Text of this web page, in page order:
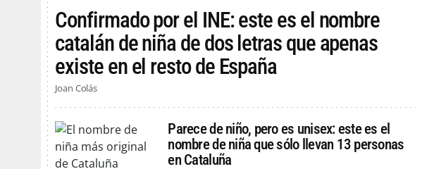
Confirmado por el INE: este es el nombre
catalán de niña de dos letras que apenas
existe en el resto de España
Joan Colás
Parece de niño, pero es unisex: este es el
nombre de niña que sólo llevan 13 personas
en Cataluña